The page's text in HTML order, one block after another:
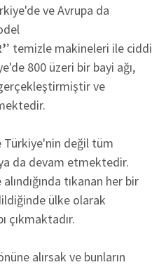
ve Avrupa da
’ temizle makineleri ile ciddi
800 üzeri bir bayi ağı,
ve
Türkiye'nin değil tüm
da devam etmektedir.
tıkanan her bir
ülke olarak
çıkmaktadır.
alırsak ve bunların